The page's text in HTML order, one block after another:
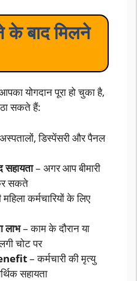
के बाद मिलने
योगदान पूरा हो चुका है,
सकते हैं:
डिस्पेंसरी और पैनल
सहायता– अगर आप बीमारी
सकते
कर्मचारियों के लिए
लाभ– काम के दौरान या
चोट पर
– कर्मचारी की मृत्यु
सहायता